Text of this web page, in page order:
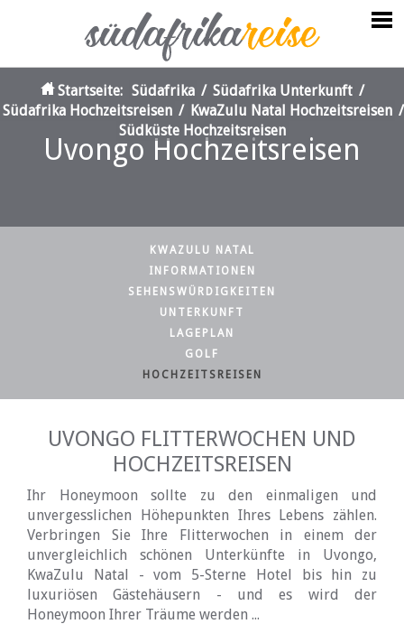
Uvongo Hochzeitsreisen
Startseite: Südafrika / Südafrika Unterkunft /
Südafrika Hochzeitsreisen / KwaZulu Natal Hochzeitsreisen /
Südküste Hochzeitsreisen
KWAZULU NATAL
INFORMATIONEN
SEHENSWÜRDIGKEITEN
UNTERKUNFT
LAGEPLAN
GOLF
HOCHZEITSREISEN
UVONGO FLITTERWOCHEN UND
HOCHZEITSREISEN
Ihr Honeymoon sollte zu den einmaligen und
unvergesslichen Höhepunkten Ihres Lebens zählen.
Verbringen Sie Ihre Flitterwochen in einem der
unvergleichlich schönen Unterkünfte in Uvongo,
KwaZulu Natal - vom 5-Sterne Hotel bis hin zu
luxuriösen Gästehäusern - und es wird der
Honeymoon Ihrer Träume werden ...